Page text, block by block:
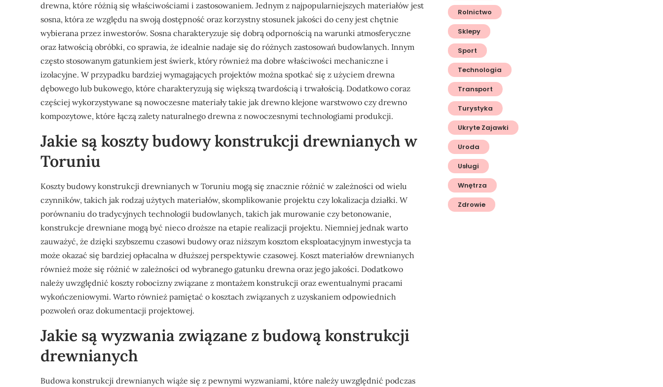
drewna, które różnią się właściwościami i zastosowaniem. Jednym z najpopularniejszych materiałów jest
sosna, która ze względu na swoją dostępność oraz korzystny stosunek jakości do ceny jest chętnie
wybierana przez inwestorów. Sosna charakteryzuje się dobrą odpornością na warunki atmosferyczne
oraz łatwością obróbki, co sprawia, że idealnie nadaje się do różnych zastosowań budowlanych. Innym
często stosowanym gatunkiem jest świerk, który również ma dobre właściwości mechaniczne i
izolacyjne. W przypadku bardziej wymagających projektów można spotkać się z użyciem drewna
dębowego lub bukowego, które charakteryzują się większą twardością i trwałością. Dodatkowo coraz
częściej wykorzystywane są nowoczesne materiały takie jak drewno klejone warstwowo czy drewno
kompozytowe, które łączą zalety naturalnego drewna z nowoczesnymi technologiami produkcji.
Jakie są koszty budowy konstrukcji drewnianych w
Toruniu
Koszty budowy konstrukcji drewnianych w Toruniu mogą się znacznie różnić w zależności od wielu
czynników, takich jak rodzaj użytych materiałów, skomplikowanie projektu czy lokalizacja działki. W
porównaniu do tradycyjnych technologii budowlanych, takich jak murowanie czy betonowanie,
konstrukcje drewniane mogą być nieco droższe na etapie realizacji projektu. Niemniej jednak warto
zauważyć, że dzięki szybszemu czasowi budowy oraz niższym kosztom eksploatacyjnym inwestycja ta
może okazać się bardziej opłacalna w dłuższej perspektywie czasowej. Koszt materiałów drewnianych
również może się różnić w zależności od wybranego gatunku drewna oraz jego jakości. Dodatkowo
należy uwzględnić koszty robocizny związane z montażem konstrukcji oraz ewentualnymi pracami
wykończeniowymi. Warto również pamiętać o kosztach związanych z uzyskaniem odpowiednich
pozwoleń oraz dokumentacji projektowej.
Jakie są wyzwania związane z budową konstrukcji
drewnianych
Budowa konstrukcji drewnianych wiąże się z pewnymi wyzwaniami, które należy uwzględnić podczas
Rolnictwo
Sklepy
Sport
Technologia
Transport
Turystyka
Ukryte Zajawki
Uroda
Usługi
Wnętrza
Zdrowie